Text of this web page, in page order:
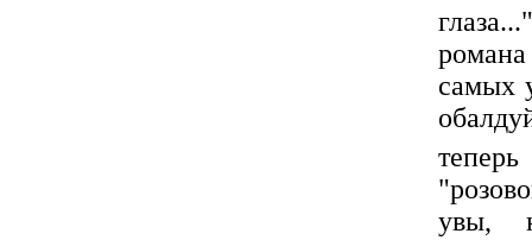
глаза..."
самых
увы,